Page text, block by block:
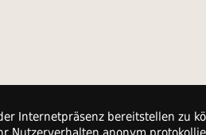
Internetpräsenz bereitstellen zu
Nutzerverhalten anonym